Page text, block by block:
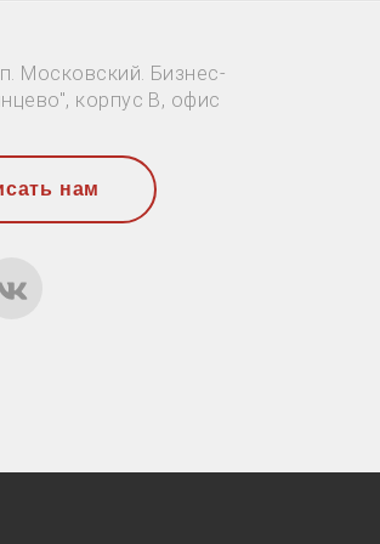
Московский. Бизнес-
корпус В, офис
нам